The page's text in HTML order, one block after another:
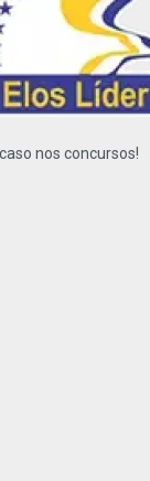
nos concursos!